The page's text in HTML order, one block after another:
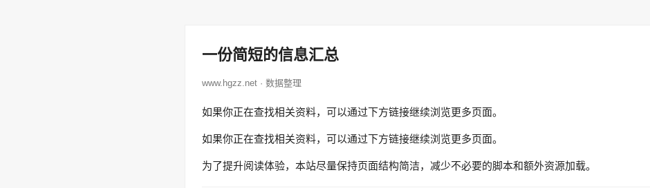
一份简短的信息汇总
www.hgzz.net · 数据整理
如果你正在查找相关资料，可以通过下方链接继续浏览更多页面。
如果你正在查找相关资料，可以通过下方链接继续浏览更多页面。
为了提升阅读体验，本站尽量保持页面结构简洁，减少不必要的脚本和额外资源加载。